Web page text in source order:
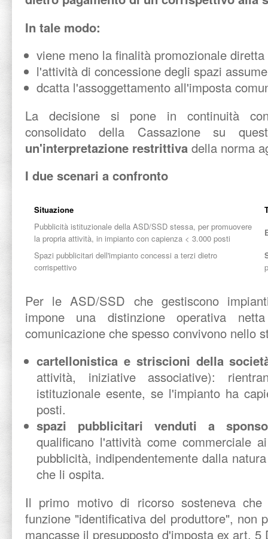
In tale modo:
viene meno la finalità promozionale
l'attività di concessione degli spazi
dcatta l'assoggettamento all'imposta
La decisione si pone in continuità
consolidato della Cassazione su
un'interpretazione restrittiva della norma
I due scenari a confronto
Situazione
Pubblicità istituzionale della ASD/SSD stessa, per promuovere
la propria attività, in impianto con capienza < 3.000 posti
Spazi pubblicitari dell'impianto concessi a terzi dietro
corrispettivo
Per le ASD/SSD che gestiscono
impone una distinzione operativa
comunicazione che spesso convivono nello
cartellonistica e striscioni della
attività, iniziative associative):
istituzionale esente, se l'impianto ha
posti.
spazi pubblicitari venduti a
qualificano l'attività come commerciale
pubblicità, indipendentemente dalla
che li ospita.
Il primo motivo di ricorso sosteneva
funzione "identificativa del produttore", non
mancasse il presupposto d'imposta ex art. 5